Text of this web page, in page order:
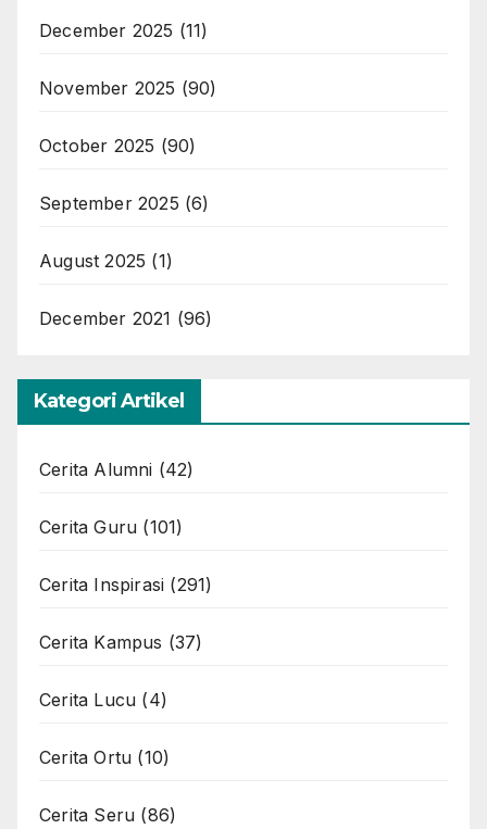
December 2025 (11)
November 2025 (90)
October 2025 (90)
September 2025 (6)
August 2025 (1)
December 2021 (96)
Kategori Artikel
Cerita Alumni (42)
Cerita Guru (101)
Cerita Inspirasi (291)
Cerita Kampus (37)
Cerita Lucu (4)
Cerita Ortu (10)
Cerita Seru (86)